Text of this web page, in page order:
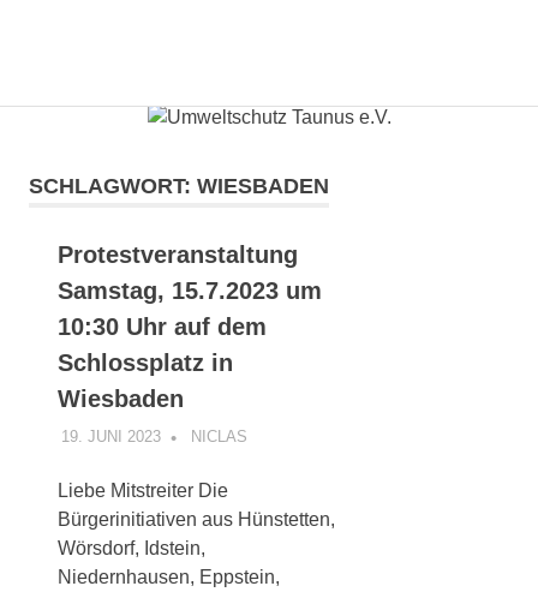
e.V.
den
Energiewende
SCHLAGWORT: WIESBADEN
Protestveranstaltung
Samstag, 15.7.2023 um
10:30 Uhr auf dem
Schlossplatz in
Wiesbaden
19. JUNI 2023 NICLAS
Liebe Mitstreiter Die
Bürgerinitiativen aus Hünstetten,
Wörsdorf, Idstein,
Niedernhausen, Eppstein,